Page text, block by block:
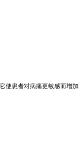
患者对病痛更敏感而增